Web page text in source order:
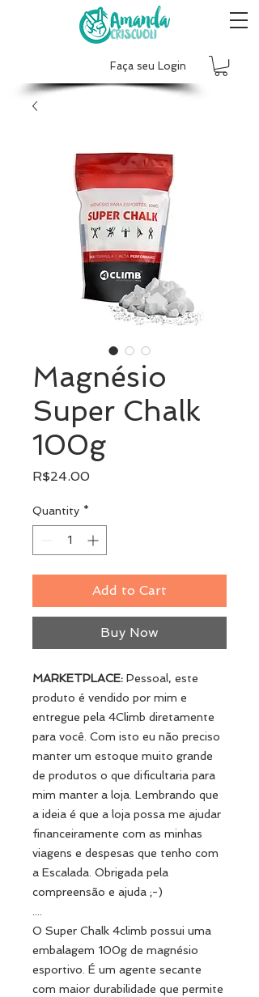
Faça seu Login
Magnésio
Super Chalk
100g
R$24.00Price
Quantity *
Add to Cart
Buy Now
MARKETPLACE: Pessoal, este
produto é vendido por mim e
entregue pela 4Climb diretamente
para você. Com isto eu não preciso
manter um estoque muito grande
de produtos o que dificultaria para
mim manter a loja. Lembrando que
a ideia é que a loja possa me ajudar
financeiramente com as minhas
viagens e despesas que tenho com
a Escalada. Obrigada pela
compreensão e ajuda ;-)
O Super Chalk 4climb possui uma
embalagem 100g de magnésio
esportivo. É um agente secante
com maior durabilidade que permite